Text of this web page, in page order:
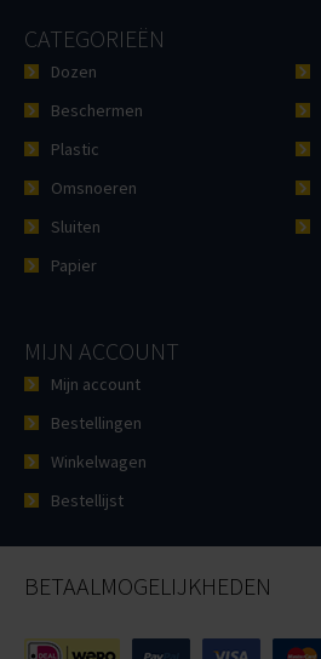
CATEGORIEËN
Dozen
Beschermen
Plastic
Omsnoeren
Sluiten
Papier
MIJN ACCOUNT
Mijn account
Bestellingen
Winkelwagen
Bestellijst
BETAALMOGELIJKHEDEN